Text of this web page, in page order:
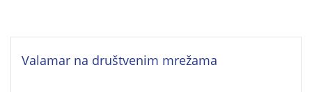
Valamar na društvenim mrežama